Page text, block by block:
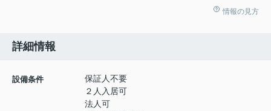
情報の見方
詳細情報
設備条件
保証人不要
２人入居可
法人可